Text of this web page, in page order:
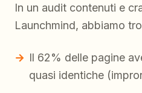
In un audit contenuti e
Launchmind, abbiamo
Il 62% delle pagine
quasi identiche